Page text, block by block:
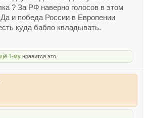
? За РФ наверно голосов в этом
и победа России в Европении
куда бабло квладывать.
1-му нравится это.